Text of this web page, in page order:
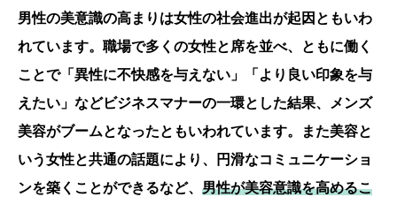
男性の美意識の高まりは女性の社会進出が起因ともいわ
れています。職場で多くの女性と席を並べ、ともに働く
ことで「異性に不快感を与えない」「より良い印象を与
えたい」などビジネスマナーの一環とした結果、メンズ
美容がブームとなったともいわれています。また美容と
いう女性と共通の話題により、円滑なコミュニケーショ
ンを築くことができるなど、 男性が美容意識を高めるこ